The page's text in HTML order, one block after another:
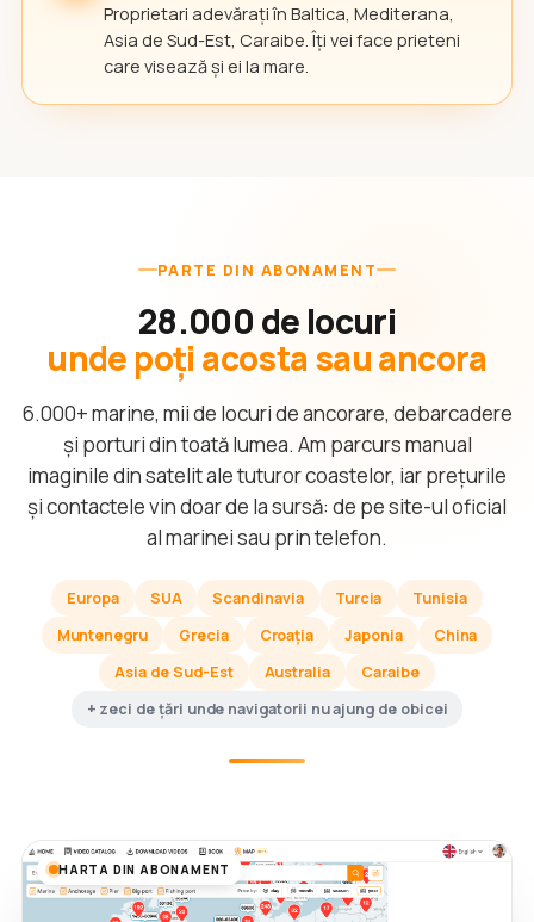
Proprietari adevărați în Baltica, Mediterana,
Asia de Sud-Est, Caraibe. Îți vei face prieteni
care visează și ei la mare.
PARTE DIN ABONAMENT
28.000 de locuri
unde poți acosta sau ancora
6.000+ marine, mii de locuri de ancorare, debarcadere
și porturi din toată lumea. Am parcurs manual
imaginile din satelit ale tuturor coastelor, iar prețurile
și contactele vin doar de la sursă: de pe site-ul oficial
al marinei sau prin telefon.
Europa SUA Scandinavia Turcia
Tunisia
Muntenegru
Grecia Croația Japonia
China
Asia de Sud-Est
Australia
Caraibe
+ zeci de țări unde navigatorii nu ajung de obicei
HARTA DIN ABONAMENT